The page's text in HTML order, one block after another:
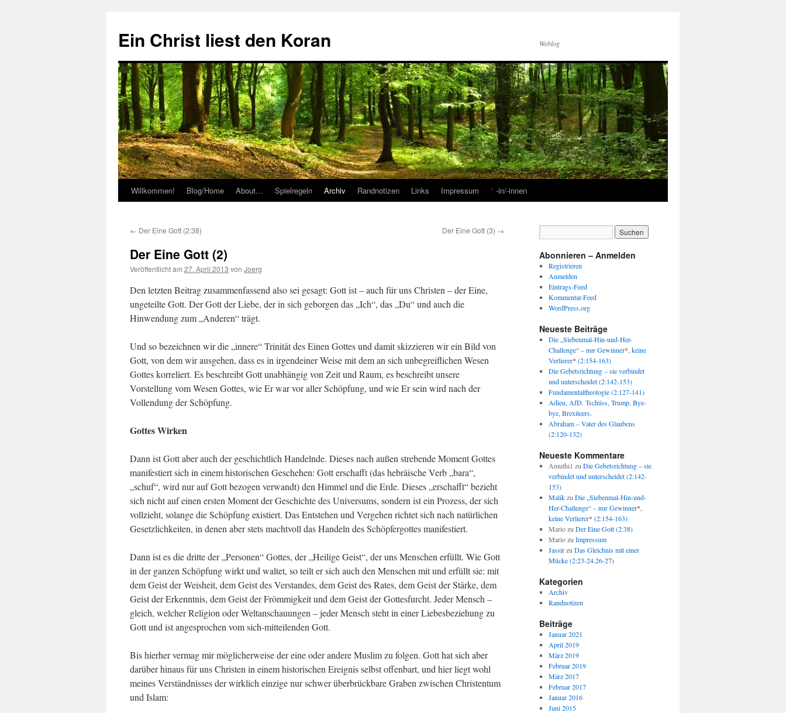
springen
Ein Christ liest den Koran Weblog
Willkommen! Blog/Home About… Spielregeln Archiv Randnotizen Links Impressum * -in/-innen
← Der Eine Gott (2:38) Der Eine Gott (3) →
Der Eine Gott (2)
Veröffentlicht am 27. April 2013 von Joerg
Den letzten Beitrag zusammenfassend also sei gesagt: Gott ist – auch für uns Christen – der Eine,
ungeteilte Gott. Der Gott der Liebe, der in sich geborgen das „Ich“, das „Du“ und auch die
Hinwendung zum „Anderen“ trägt.
Und so bezeichnen wir die „innere“ Trinität des Einen Gottes und damit skizzieren wir ein Bild von
Gott, von dem wir ausgehen, dass es in irgendeiner Weise mit dem an sich unbegreiflichen Wesen
Gottes korreliert. Es beschreibt Gott unabhängig von Zeit und Raum, es beschreibt unsere
Vorstellung vom Wesen Gottes, wie Er war vor aller Schöpfung, und wie Er sein wird nach der
Vollendung der Schöpfung.
Gottes Wirken
Dann ist Gott aber auch der geschichtlich Handelnde. Dieses nach außen strebende Moment Gottes
manifestiert sich in einem historischen Geschehen: Gott erschafft (das hebräische Verb „bara“,
„schuf“, wird nur auf Gott bezogen verwandt) den Himmel und die Erde. Dieses „erschafft“ bezieht
sich nicht auf einen ersten Moment der Geschichte des Universums, sondern ist ein Prozess, der sich
vollzieht, solange die Schöpfung existiert. Das Entstehen und Vergehen richtet sich nach natürlichen
Gesetzlichkeiten, in denen aber stets machtvoll das Handeln des Schöpfergottes manifestiert.
Dann ist es die dritte der „Personen“ Gottes, der „Heilige Geist“, der uns Menschen erfüllt. Wie Gott
in der ganzen Schöpfung wirkt und waltet, so teilt er sich auch den Menschen mit und erfüllt sie: mit
dem Geist der Weisheit, dem Geist des Verstandes, dem Geist des Rates, dem Geist der Stärke, dem
Geist der Erkenntnis, dem Geist der Frömmigkeit und dem Geist der Gottesfurcht. Jeder Mensch –
gleich, welcher Religion oder Weltanschauungen – jeder Mensch steht in einer Liebesbeziehung zu
Gott und ist angesprochen vom sich-mitteilenden Gott.
Bis hierher vermag mir möglicherweise der eine oder andere Muslim zu folgen. Gott hat sich aber
darüber hinaus für uns Christen in einem historischen Ereignis selbst offenbart, und hier liegt wohl
meines Verständnisses der wirklich einzige nur schwer überbrückbare Graben zwischen Christentum
und Islam:
Abonnieren – Anmelden
Registrieren
Anmelden
Eintrags-Feed
Kommentar-Feed
WordPress.org
Neueste Beiträge
Die „Siebenmal-Hin-und-Her-
Challenge“ – nur Gewinner*, keine
Verlierer* (2:154-163)
Die Gebetsrichtung – sie verbindet
und unterscheidet (2:142-153)
Fundamentaltheologie (2:127-141)
Adieu, AfD. Tschüss, Trump. Bye-
bye, Brexiteers.
Abraham – Vater des Glaubens
(2:120-132)
Neueste Kommentare
Amuthi1 zu Die Gebetsrichtung – sie
verbindet und unterscheidet (2:142-
153)
Malikzu Die „Siebenmal-Hin-und-
Her-Challenge“ – nur Gewinner*,
keine Verlierer* (2:154-163)
Mariozu Der Eine Gott (2:38)
Mariozu Impressum
Jassirzu Das Gleichnis mit einer
Mücke (2:23-24.26-27)
Kategorien
Archiv
Randnotizen
Beiträge
Januar 2021
April 2019
März 2019
Februar 2019
März 2017
Februar 2017
Januar 2016
Juni 2015